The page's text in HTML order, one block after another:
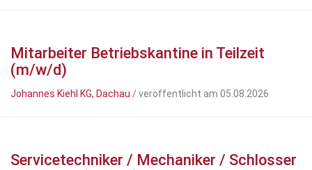
Mitarbeiter Betriebskantine in Teilzeit
(m/w/d)
Johannes Kiehl KG, Dachau / veröffentlicht am 05.08.2026
Servicetechniker / Mechaniker / Schlosser